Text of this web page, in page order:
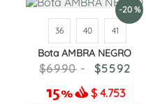
-20 %
36
40 41
Bota AMBRA NEGRO
6990
5592
$ 4.753